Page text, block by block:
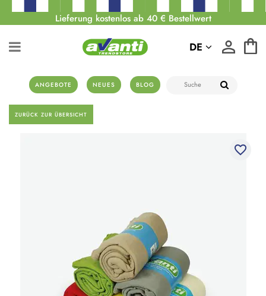
Lieferung kostenlos ab 40 € Bestellwert
ANGEBOTE NEUES BLOG
DE
ZURÜCK ZUR ÜBERSICHT
favorite_border